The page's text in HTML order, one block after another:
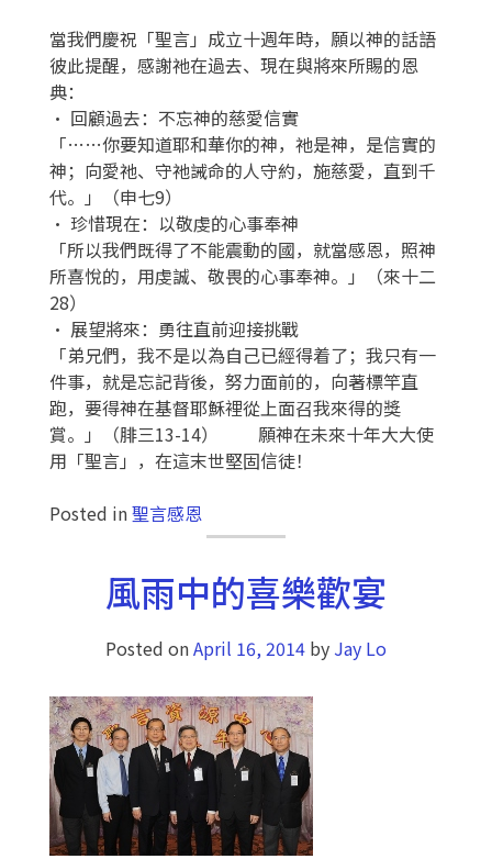
當我們慶祝「聖言」成立十週年時，願以神的話語
彼此提醒，感謝祂在過去、現在與將來所賜的恩
典：
• 回顧過去：不忘神的慈愛信實
「……你要知道耶和華你的神，祂是神，是信實的
神；向愛祂、守祂誡命的人守約，施慈愛，直到千
代。」（申七9）
• 珍惜現在：以敬虔的心事奉神
「所以我們既得了不能震動的國，就當感恩，照神
所喜悅的，用虔誠、敬畏的心事奉神。」（來十二
28）
• 展望將來：勇往直前迎接挑戰
「弟兄們，我不是以為自己已經得着了；我只有一
件事，就是忘記背後，努力面前的，向著標竿直
跑，要得神在基督耶穌裡從上面召我來得的獎
賞。」（腓三13-14） 願神在未來十年大大使
用「聖言」，在這末世堅固信徒！
Posted in聖言感恩
風雨中的喜樂歡宴
Posted onApril 16, 2014by Jay Lo